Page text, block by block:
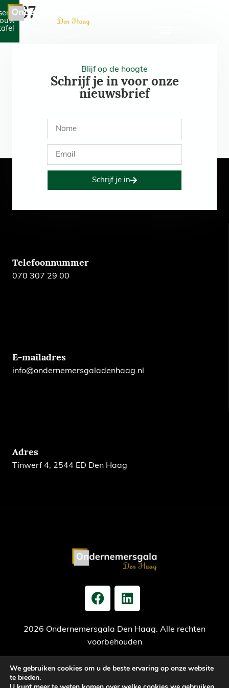
567
Blijf op de hoogte
Schrijf je in voor onze
nieuwsbrief
Schrijf je in
Telefoonnummer
070 307 29 00
E-mailadres
info@ondernemersgaladenhaag.nl
Adres
Tinwerf 4, 2544 ED Den Haag
2026 Ondernemersgala Den Haag. Alle rechten
voorbehouden
Privacy verklaring Cookiebeleid Jaarrekening
We gebruiken cookies om u de beste ervaring op onze website
te bieden.